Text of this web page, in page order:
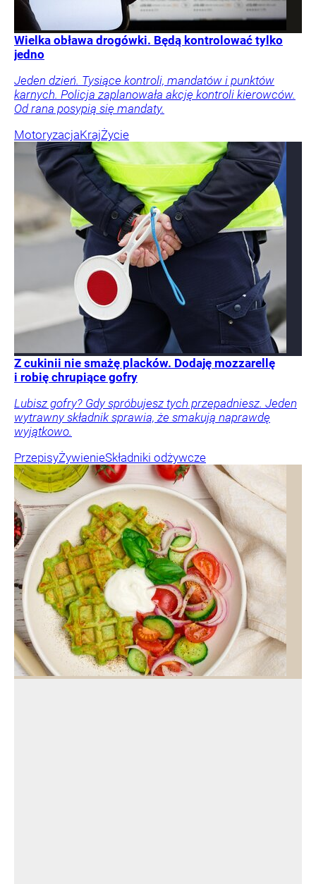
Wielka obława drogówki. Będą kontrolować tylko
jedno
Jeden dzień. Tysiące kontroli, mandatów i punktów
karnych. Policja zaplanowała akcję kontroli kierowców.
Od rana posypią się mandaty.
MotoryzacjaKrajŻycie
Z cukinii nie smażę placków. Dodaję mozzarellę
i robię chrupiące gofry
Lubisz gofry? Gdy spróbujesz tych przepadniesz. Jeden
wytrawny składnik sprawia, że smakują naprawdę
wyjątkowo.
PrzepisyŻywienieSkładniki odżywcze